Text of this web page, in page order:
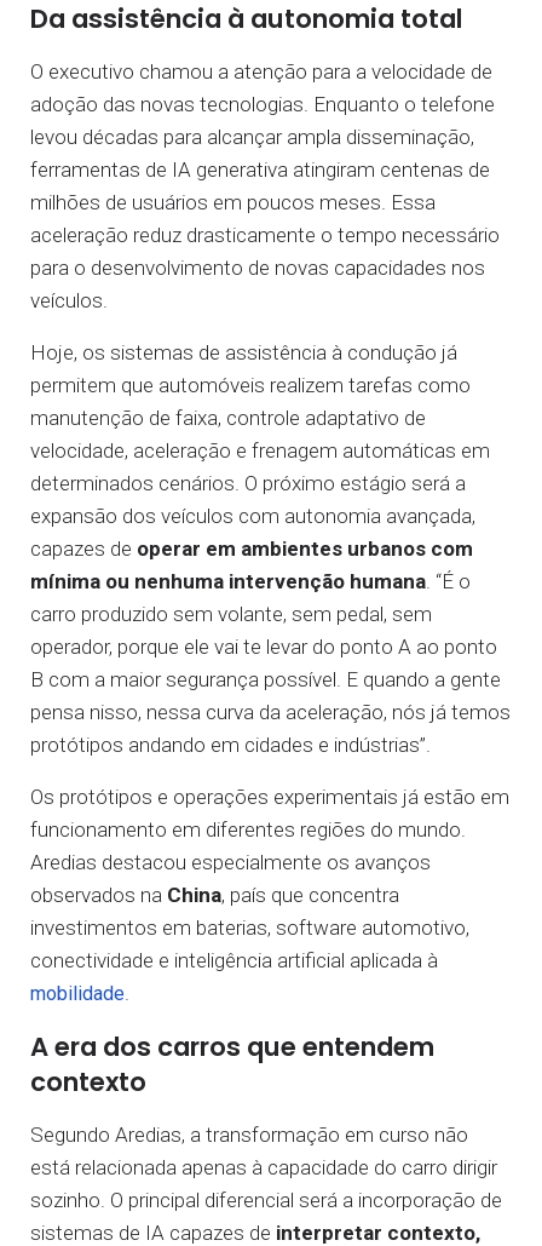
Da assistência à autonomia total
O executivo chamou a atenção para a velocidade de
adoção das novas tecnologias. Enquanto o telefone
levou décadas para alcançar ampla disseminação,
ferramentas de IA generativa atingiram centenas de
milhões de usuários em poucos meses. Essa
aceleração reduz drasticamente o tempo necessário
para o desenvolvimento de novas capacidades nos
veículos.
Hoje, os sistemas de assistência à condução já
permitem que automóveis realizem tarefas como
manutenção de faixa, controle adaptativo de
velocidade, aceleração e frenagem automáticas em
determinados cenários. O próximo estágio será a
expansão dos veículos com autonomia avançada,
capazes de operar em ambientes urbanos com
mínima ou nenhuma intervenção humana. “É o
carro produzido sem volante, sem pedal, sem
operador, porque ele vai te levar do ponto A ao ponto
B com a maior segurança possível. E quando a gente
pensa nisso, nessa curva da aceleração, nós já temos
protótipos andando em cidades e indústrias”.
Os protótipos e operações experimentais já estão em
funcionamento em diferentes regiões do mundo.
Aredias destacou especialmente os avanços
observados na China, país que concentra
investimentos em baterias, software automotivo,
conectividade e inteligência artificial aplicada à
mobilidade.
A era dos carros que entendem
contexto
Segundo Aredias, a transformação em curso não
está relacionada apenas à capacidade do carro dirigir
sozinho. O principal diferencial será a incorporação de
sistemas de IA capazes de interpretar contexto,